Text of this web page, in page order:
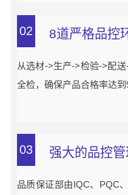
02 8道严格品控
从选材->生产->检验->配
全检，确保产品合格率达到
03 强大的品控管
品质保证部由IQC、PQC